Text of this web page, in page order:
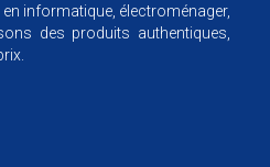
informatique, électroménager,
des produits authentiques,